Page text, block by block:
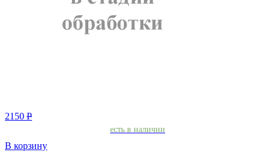
2150 Р
есть в наличии
В корзину